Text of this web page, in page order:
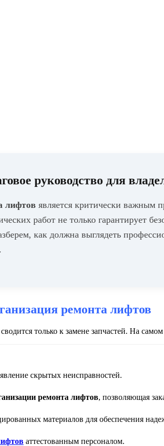
руководство для
лифтов является критически важным
работ не только гарантирует
как должна выглядеть
ремонта лифтов
сводится только к замене запчастей. На
скрытых неисправностей.
ремонта лифтов, позволяющая
материалов для обеспечения
аттестованным персоналом.